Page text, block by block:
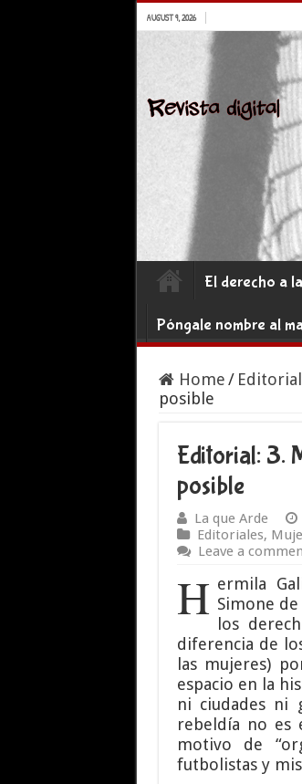
AUGUST 9, 2026
El derecho a
Póngale nombre al
Home/
posible
Editorial: 3.
posible
La que Arde
Editoriales,
Leave a
H ermila
Simone
los
diferencia de
las mujeres)
espacio en la
ni ciudades ni
rebeldía no es
motivo de
futbolistas y